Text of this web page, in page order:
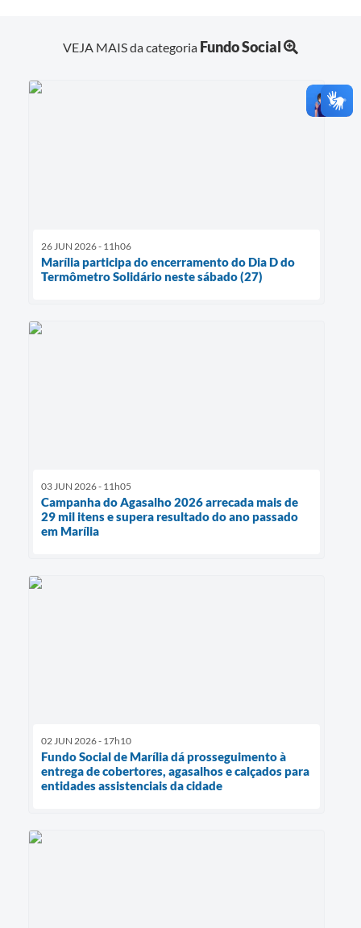
VEJA MAIS da categoria Fundo Social
26 JUN 2026 - 11h06
Marília participa do encerramento do Dia D do
Termômetro Solidário neste sábado (27)
03 JUN 2026 - 11h05
Campanha do Agasalho 2026 arrecada mais de
29 mil itens e supera resultado do ano passado
em Marília
02 JUN 2026 - 17h10
Fundo Social de Marília dá prosseguimento à
entrega de cobertores, agasalhos e calçados para
entidades assistenciais da cidade